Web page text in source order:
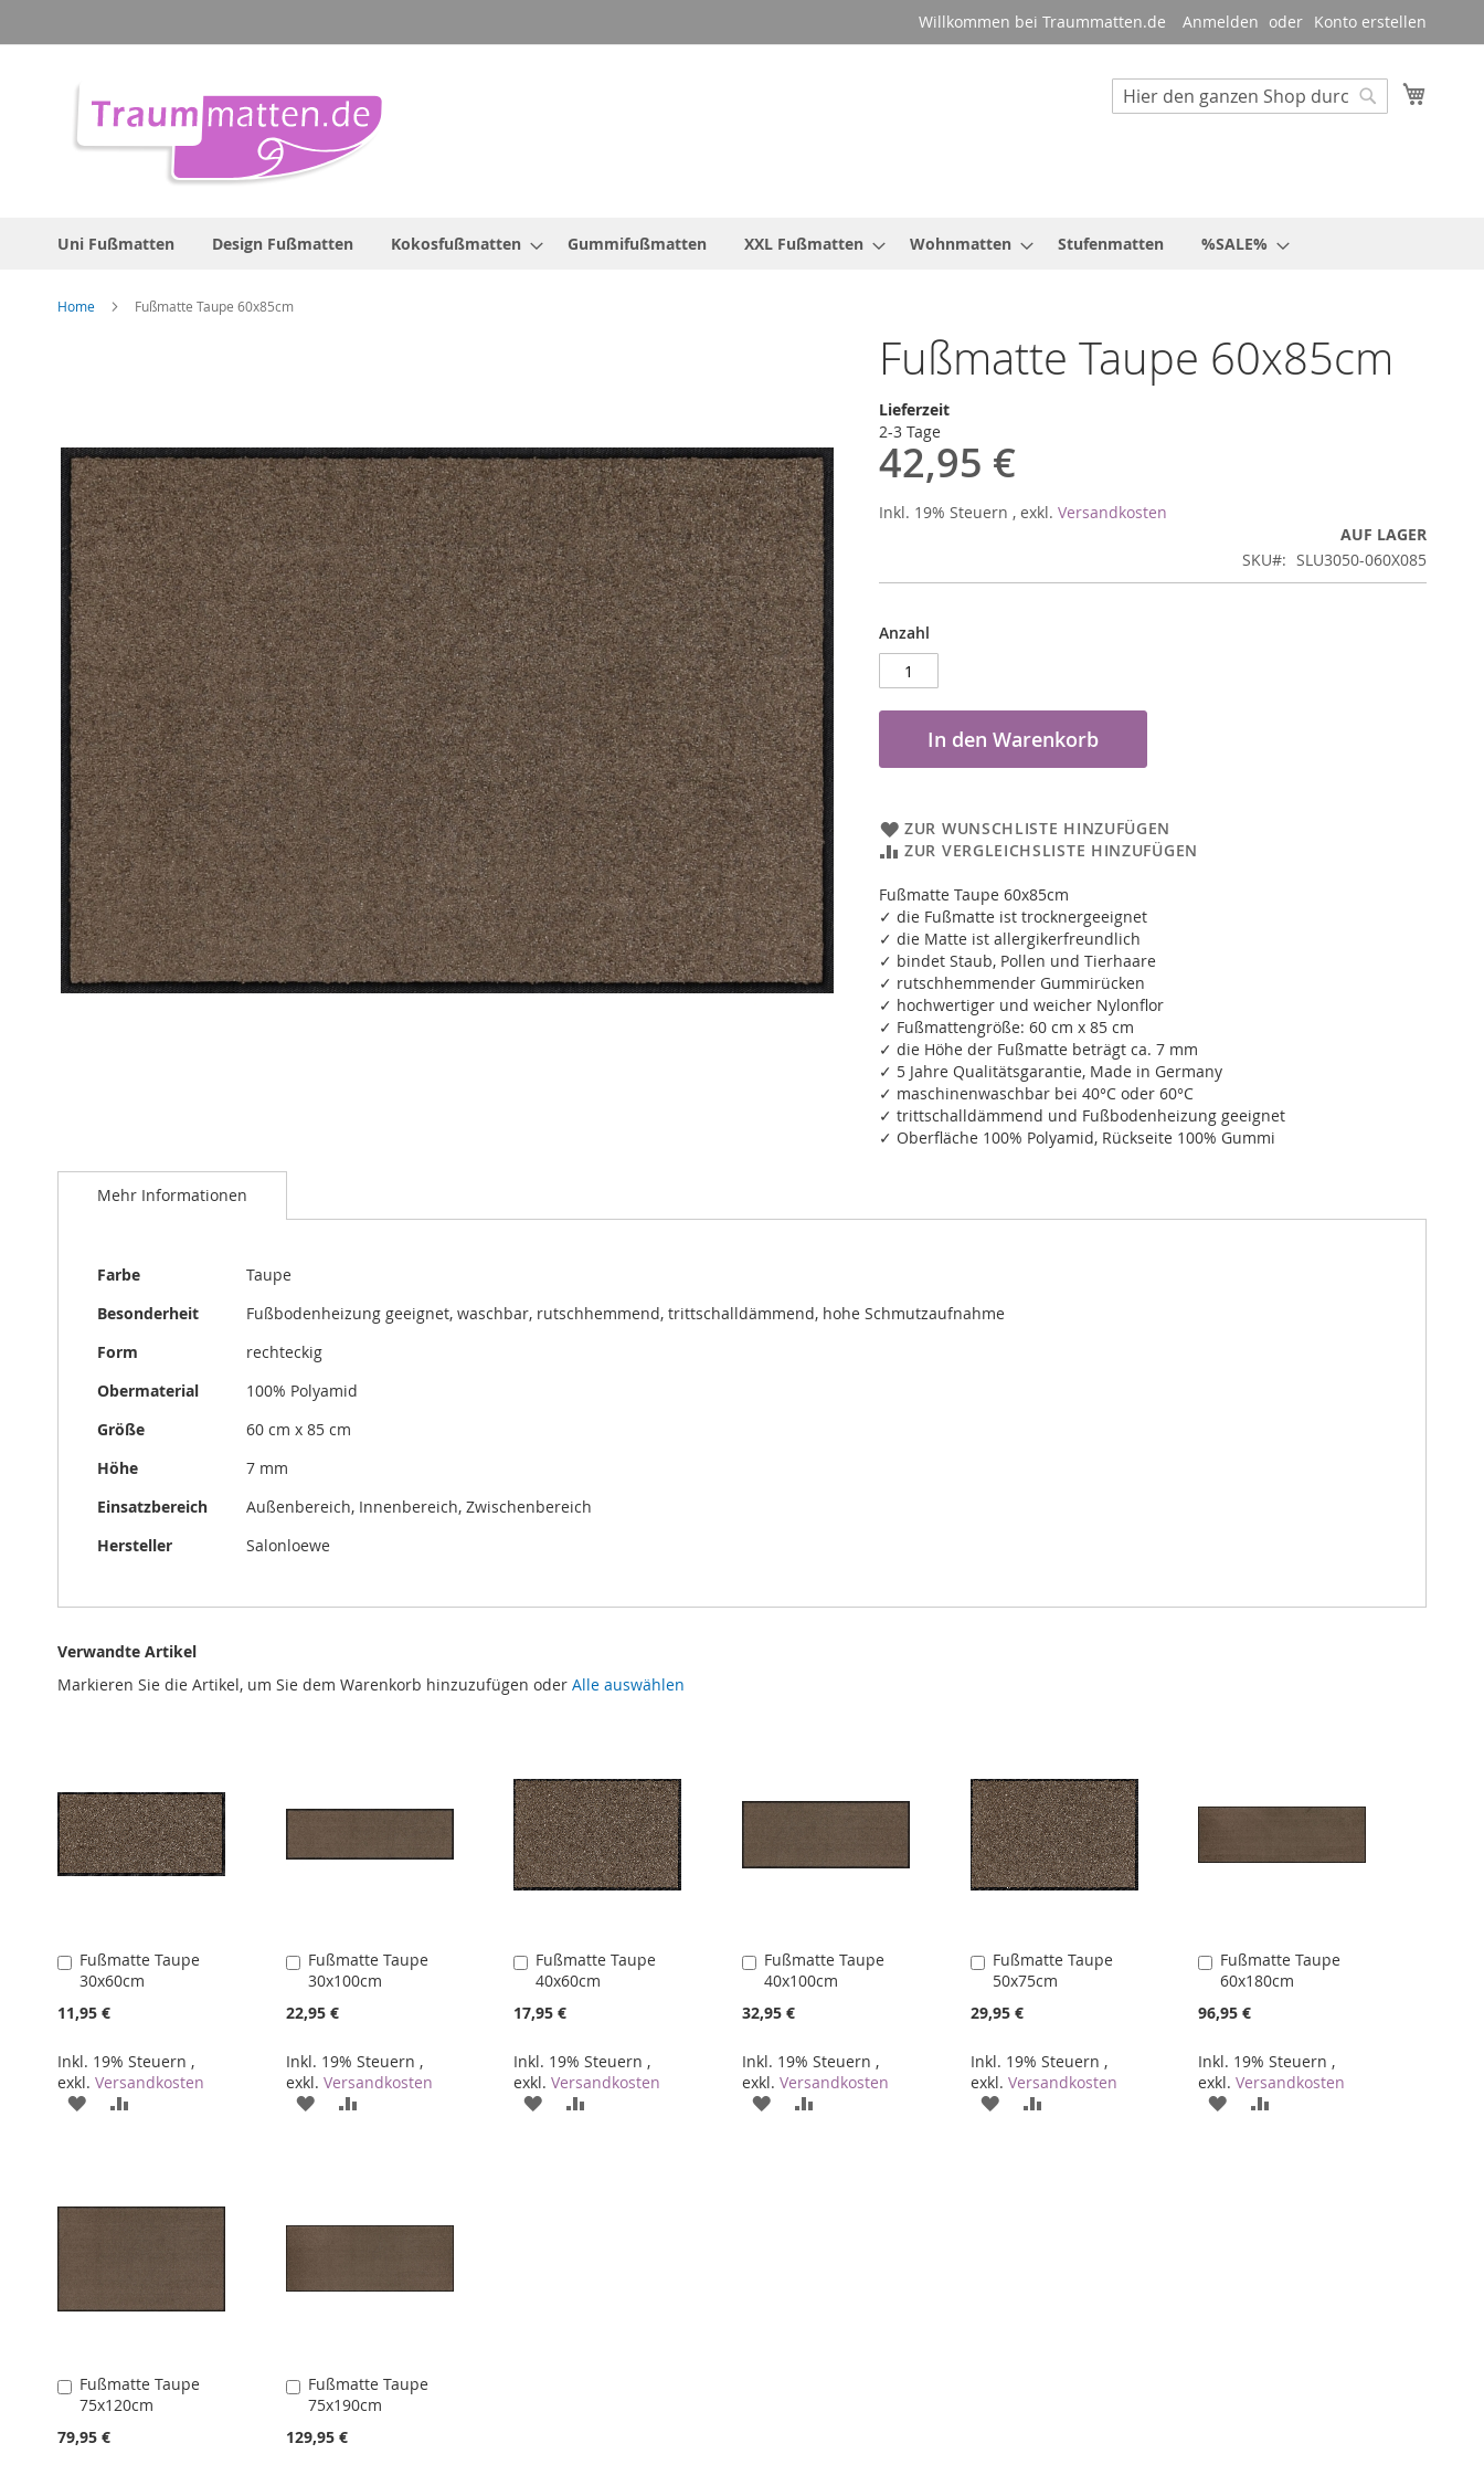
zum
Willkommen bei Traummatten.de Anmelden Konto erstellen
Suche
Uni Fußmatten Design Fußmatten Kokosfußmatten Gummifußmatten XXL Fußmatten Wohnmatten Stufenmatten %SALE%
Home Fußmatte Taupe 60x85cm
Fußmatte Taupe 60x85cm
Lieferzeit
2-3 Tage
42,95 €
Inkl. 19% Steuern , exkl. Versandkosten
AUF LAGER
SKU
SLU3050-060X085
Anzahl
In den Warenkorb
ZUR WUNSCHLISTE HINZUFÜGEN
ZUR VERGLEICHSLISTE HINZUFÜGEN
Fußmatte Taupe 60x85cm
✓ die Fußmatte ist trocknergeeignet
✓ die Matte ist allergikerfreundlich
✓ bindet Staub, Pollen und Tierhaare
✓ rutschhemmender Gummirücken
✓ hochwertiger und weicher Nylonflor
✓ Fußmattengröße: 60 cm x 85 cm
✓ die Höhe der Fußmatte beträgt ca. 7 mm
✓ 5 Jahre Qualitätsgarantie, Made in Germany
✓ maschinenwaschbar bei 40°C oder 60°C
✓ trittschalldämmend und Fußbodenheizung geeignet
✓ Oberfläche 100% Polyamid, Rückseite 100% Gummi
der
Bildergalerie
Mehr Informationen
Mehr
Farbe
Taupe
Besonderheit
Fußbodenheizung geeignet, waschbar, rutschhemmend, trittschalldämmend, hohe Schmutzaufnahme
Form
rechteckig
Obermaterial
100% Polyamid
Größe
60 cm x 85 cm
Höhe
7 mm
Einsatzbereich
Außenbereich, Innenbereich, Zwischenbereich
Hersteller
Salonloewe
Verwandte Artikel
Markieren Sie die Artikel, um Sie dem Warenkorb hinzuzufügen oder Alle auswählen
Fußmatte Taupe
30x60cm
11,95 €
Inkl. 19% Steuern ,
exkl. Versandkosten
In
den
Warenkorb
ZUR
Fußmatte Taupe
30x100cm
22,95 €
Inkl. 19% Steuern ,
exkl. Versandkosten
In
den
Warenkorb
ZUR
Fußmatte Taupe
40x60cm
17,95 €
Inkl. 19% Steuern ,
exkl.Versandkosten
In
den
Warenkorb
ZUR
Fußmatte Taupe
40x100cm
32,95 €
Inkl. 19% Steuern ,
exkl. Versandkosten
In
den
Warenkorb
ZUR
Fußmatte Taupe
50x75cm
29,95 €
Inkl. 19% Steuern ,
exkl. Versandkosten
In
den
Warenkorb
ZUR
Fußmatte Taupe
60x180cm
96,95 €
Inkl. 19% Steuern ,
exkl.Versandkosten
In
den
Warenkorb
ZUR
Fußmatte Taupe
75x120cm
79,95 €
In
den
Warenkorb
Fußmatte Taupe
75x190cm
129,95 €
In
den
Warenkorb